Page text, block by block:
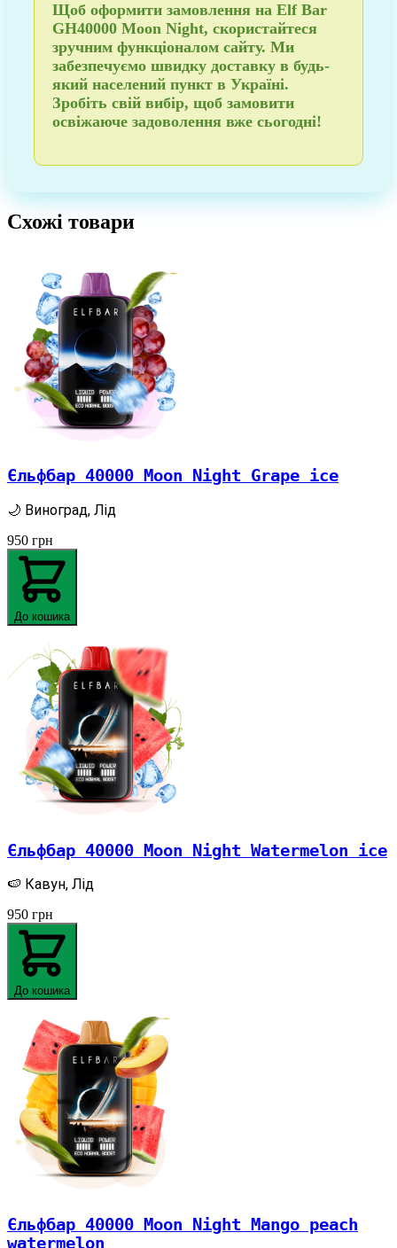
Щоб оформити замовлення на Elf Bar
GH40000 Moon Night, скористайтеся
зручним функціоналом сайту. Ми
забезпечуємо швидку доставку в будь-
який населений пункт в Україні.
Зробіть свій вибір, щоб замовити
освіжаюче задоволення вже сьогодні!
Схожі товари
Єльфбар 40000 Moon Night Grape ice
🌙 Виноград, Лід
950 грн
До кошика
Єльфбар 40000 Moon Night Watermelon ice
🍉 Кавун, Лід
950 грн
До кошика
Єльфбар 40000 Moon Night Mango peach
watermelon